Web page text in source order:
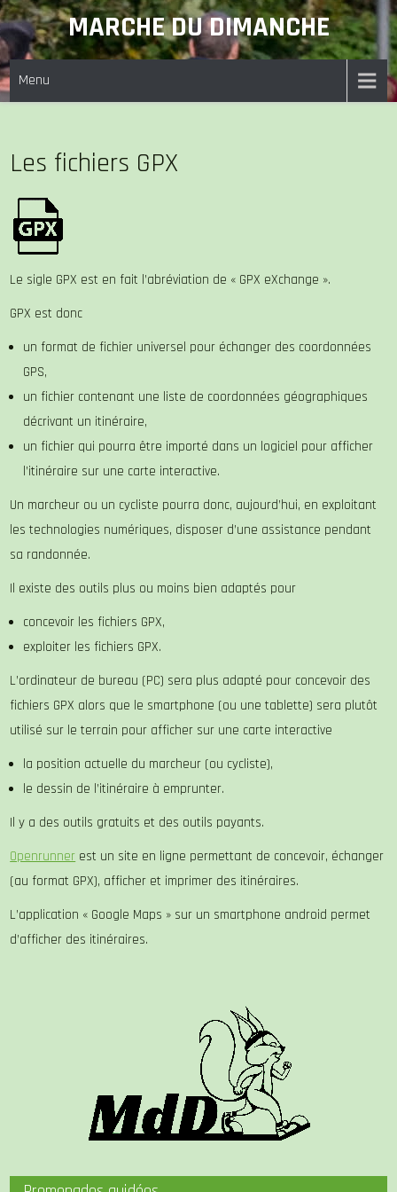
Skip
to
content
MARCHE DU DIMANCHE
Menu
Les fichiers GPX
Le sigle GPX est en fait l’abréviation de « GPX eXchange ».
GPX est donc
un format de fichier universel pour échanger des coordonnées
GPS,
un fichier contenant une liste de coordonnées géographiques
décrivant un itinéraire,
un fichier qui pourra être importé dans un logiciel pour afficher
l’itinéraire sur une carte interactive.
Un marcheur ou un cycliste pourra donc, aujourd’hui, en exploitant
les technologies numériques, disposer d’une assistance pendant
sa randonnée.
Il existe des outils plus ou moins bien adaptés pour
concevoir les fichiers GPX,
exploiter les fichiers GPX.
L’ordinateur de bureau (PC) sera plus adapté pour concevoir des
fichiers GPX alors que le smartphone (ou une tablette) sera plutôt
utilisé sur le terrain pour afficher sur une carte interactive
la position actuelle du marcheur (ou cycliste),
le dessin de l’itinéraire à emprunter.
Il y a des outils gratuits et des outils payants.
Openrunner est un site en ligne permettant de concevoir, échanger
(au format GPX), afficher et imprimer des itinéraires.
L’application « Google Maps » sur un smartphone android permet
d’afficher des itinéraires.